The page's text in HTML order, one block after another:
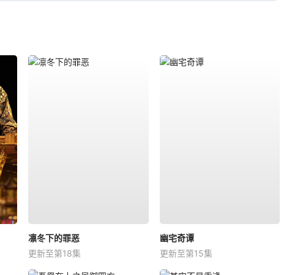
凛冬下的罪恶
更新至第18集
幽宅奇谭
更新至第15集